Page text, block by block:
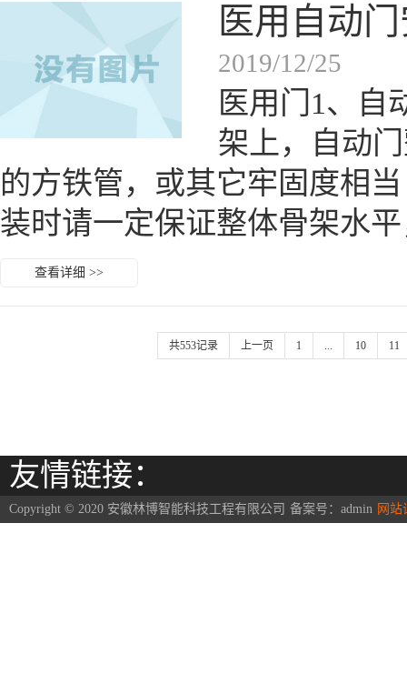
医用自动
2019/12/25
医用门1、自
架上，自动
的方铁管，或其它牢固度
装时请一定保证整体骨架水
查看详细 >>
共553记录 上一页 1 ... 10 11
友情链接：
Copyright © 2020 安徽林博智能科技工程有限公司 备案号： admin 网站